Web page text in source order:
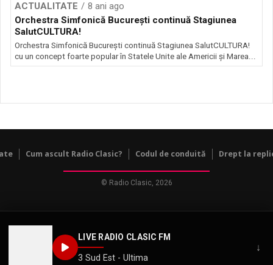
LIVE RADIO CLASIC FM
3 Sud Est - Ultima
↓
ACTUALITATE
8 ani ago
Orchestra Simfonică Bucureşti continuă Stagiunea
SalutCULTURA!
Orchestra Simfonică Bucureşti continuă Stagiunea SalutCULTURA!
cu un concept foarte popular în Statele Unite ale Americii și Marea...
Cum ascult Radio Clasic? Codul de conduită Drept la
© Radio Clasic, 2026